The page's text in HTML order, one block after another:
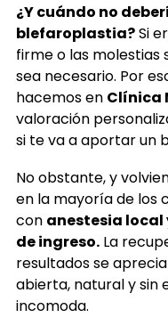
¿Y cuándo no
blefaroplastia?Si
firme o las molestias
sea necesario. Por
hacemos en Clínica
valoración
si te va a aportar un
No obstante, y
en la mayoría de los
con anestesia local
de ingreso. La
resultados se
abierta, natural y sin
incomoda.